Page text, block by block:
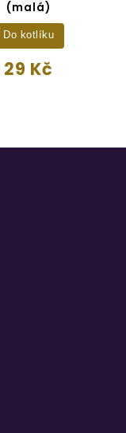
(malá)
29 Kč
Do kotlíku